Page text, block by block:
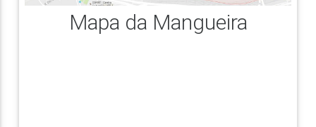
Mapa da Mangueira